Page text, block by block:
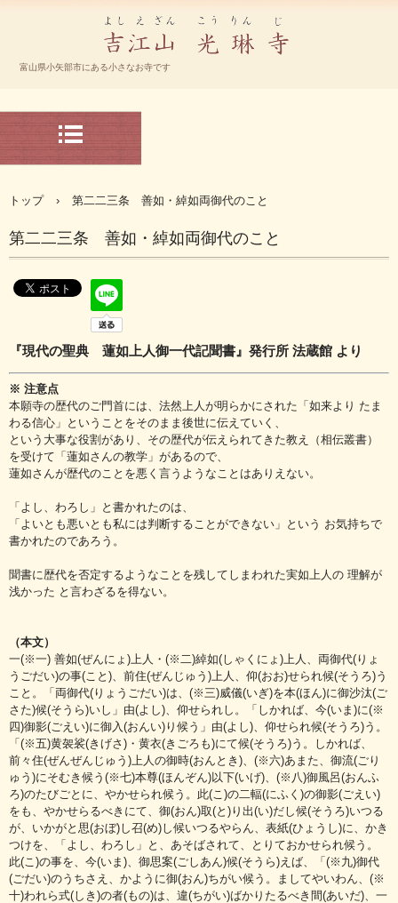
谷派 光琳寺 ホームページ
富山県小矢部市にある小さなお寺です
トップ › 第二二三条 善如・綽如両御代のこと
第二二三条 善如・綽如両御代のこと
『現代の聖典 蓮如上人御一代記聞書』発行所 法蔵館 より
※ 注意点
本願寺の歴代のご門首には、法然上人が明らかにされた「如来より たま
わる信心」ということをそのまま後世に伝えていく、
という大事な役割があり、その歴代が伝えられてきた教え（相伝叢書）
を受けて「蓮如さんの教学」があるので、
蓮如さんが歴代のことを悪く言うようなことはありえない。
「よし、わろし」と書かれたのは、
「よいとも悪いとも私には判断することができない」という お気持ちで
書かれたのであろう。
聞書に歴代を否定するようなことを残してしまわれた実如上人の 理解が
浅かった と言わざるを得ない。
（本文）
一(※一) 善如(ぜんにょ)上人・(※二)綽如(しゃくにょ)上人、両御代(りょ
うごだい)の事(こと)、前住(ぜんじゅう)上人、仰(おお)せられ候(そうろ)う
こと。「両御代(りょうごだい)は、(※三)威儀(いぎ)を本(ほん)に御沙汰(ご
さた)候(そうら)いし」由(よし)、仰せられし。「しかれば、今(いま)に(※
四)御影(ごえい)に御入(おんい)り候う」由(よし)、仰せられ候(そうろ)う。
「(※五)黄袈裟(きげさ)・黄衣(きごろも)にて候(そうろ)う。しかれば、
前々住(ぜんぜんじゅう)上人の御時(おんとき)、(※六)あまた、御流(ごり
ゅう)にそむき候う(※七)本尊(ほんぞん)以下(いげ)、(※八)御風呂(おんふ
ろ)のたびごとに、やかせられ候う。此(こ)の二輻(にふく)の御影(ごえい)
をも、やかせらるべきにて、御(おん)取(と)り出(い)だし候(そうろ)いつる
が、いかがと思(おぼ)し召(め)し候いつるやらん、表紙(ひょうし)に、かき
つけを、「よし、わろし」と、あそばされて、とりておかせられ候う。
此(こ)の事を、今(いま)、御思案(ごしあん)候(そうら)えば、「(※九)御代
(ごだい)のうちさえ、かように御(おん)ちがい候う。ましてやいわん、(※
十)われら式(しき)の者(もの)は、違(ちがい)ばかりたるべき間(あいだ)、一